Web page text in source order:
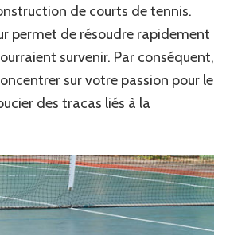
de courts de tennis.
permet de résoudre rapidement
survenir. Par conséquent,
sur votre passion pour le
des tracas liés à la